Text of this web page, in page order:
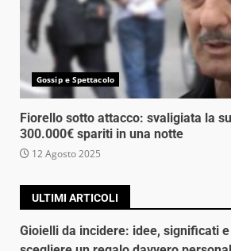
Gossip e Spettacolo
Fiorello sotto attacco: svaligiata la
300.000€ spariti in una notte
12 Agosto 2025
ULTIMI ARTICOLI
Gioielli da incidere: idee, significati